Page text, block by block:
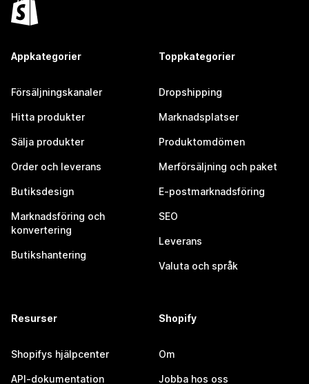
Appkategorier
Försäljningskanaler
Hitta produkter
Sälja produkter
Order och leverans
Butiksdesign
Marknadsföring och
konvertering
Butikshantering
Toppkategorier
Dropshipping
Marknadsplatser
Produktomdömen
Merförsäljning och paket
E-postmarknadsföring
SEO
Leverans
Valuta och språk
Resurser
Shopifys hjälpcenter
API-dokumentation
Shopify
Om
Jobba hos oss